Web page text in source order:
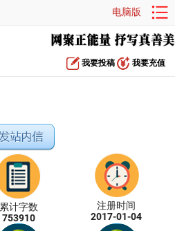
电脑版
我要投稿 我要充值
累计字数
753910
注册时间
2017-01-04